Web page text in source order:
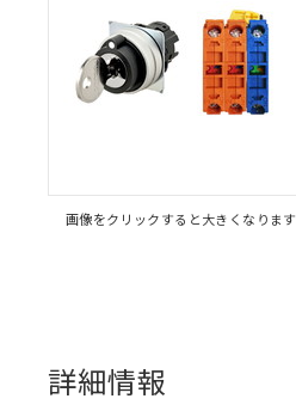
画像をクリックすると大きくなります
詳細情報